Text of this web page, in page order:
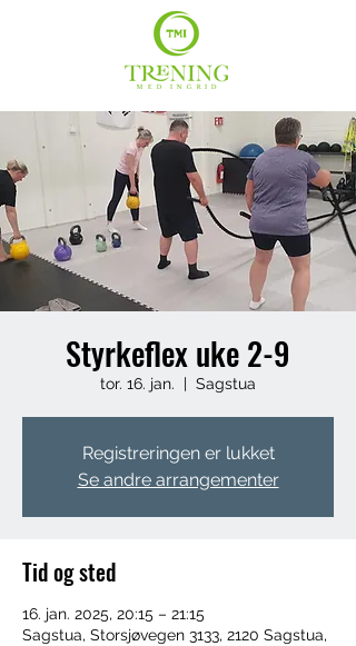
Styrkeflex uke 2-9
tor. 16. jan.
  |
Sagstua
Registreringen er lukket
Se andre arrangementer
Tid og sted
16. jan. 2025, 20:15 – 21:15
Sagstua, Storsjøvegen 3133, 2120 Sagstua,